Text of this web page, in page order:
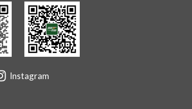
Instagram